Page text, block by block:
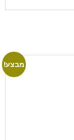
מבצע!